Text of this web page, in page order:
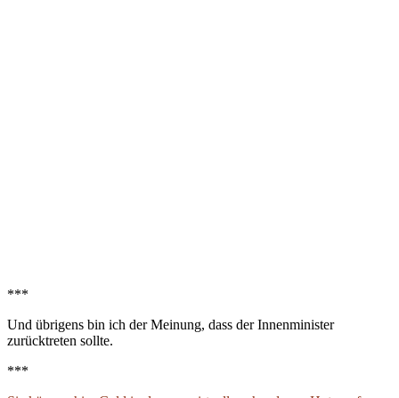
***
Und übrigens bin ich der Meinung, dass der Innenminister
zurücktreten sollte.
***